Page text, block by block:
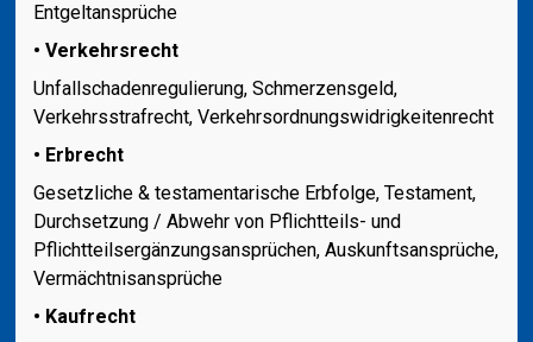
Entgeltansprüche
• Verkehrsrecht
Unfallschadenregulierung, Schmerzensgeld,
Verkehrsstrafrecht, Verkehrsordnungswidrigkeitenrecht
• Erbrecht
Gesetzliche & testamentarische Erbfolge, Testament,
Durchsetzung / Abwehr von Pflichtteils- und
Pflichtteilsergänzungsansprüchen, Auskunftsansprüche,
Vermächtnisansprüche
• Kaufrecht